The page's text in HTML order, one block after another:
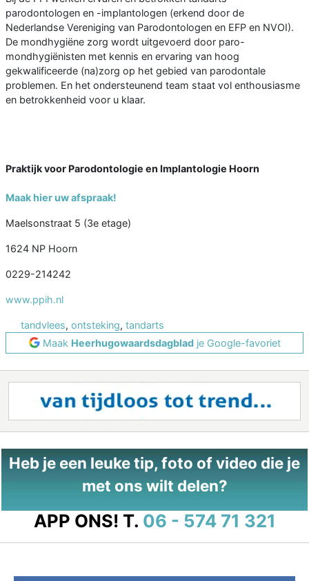
parodontologen en -implantologen (erkend door de
Nederlandse Vereniging van Parodontologen en EFP en NVOI).
De mondhygiëne zorg wordt uitgevoerd door paro-
mondhygiënisten met kennis en ervaring van hoog
gekwalificeerde (na)zorg op het gebied van parodontale
problemen. En het ondersteunend team staat vol enthousiasme
en betrokkenheid voor u klaar.
Praktijk voor Parodontologie en Implantologie Hoorn
Maak hier uw afspraak!
Maelsonstraat 5 (3e etage)
1624 NP Hoorn
0229-214242
www.ppih.nl
tandvlees, ontsteking, tandarts
Maak Heerhugowaardsdagbladje Google-favoriet
Heb je een leuke tip, foto of video die je
met ons wilt delen?
APP ONS! T. 06 - 574 71 321